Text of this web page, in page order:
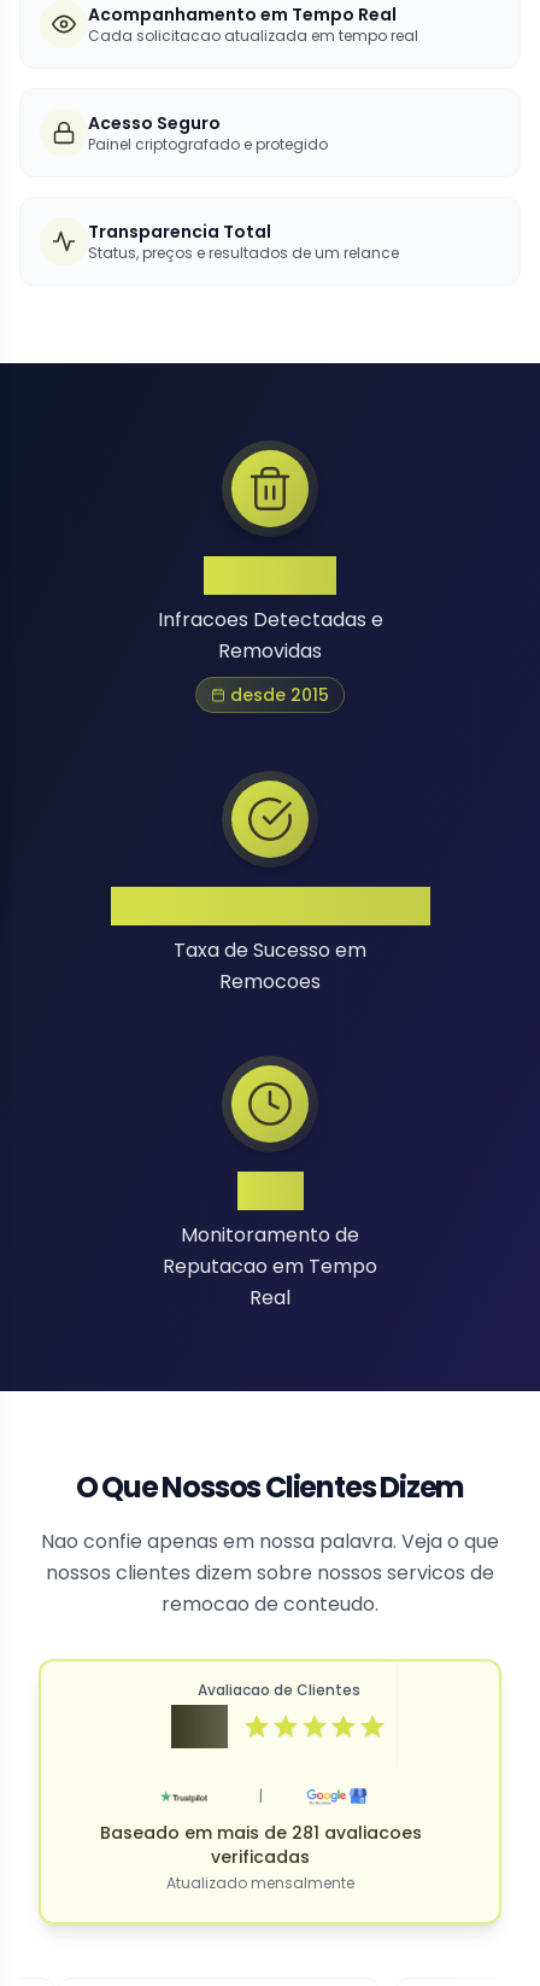
Acompanhamento em Tempo Real
Cada solicitacao atualizada em tempo real
Acesso Seguro
Painel criptografado e protegido
Transparencia Total
Status, preços e resultados de um relance
Infracoes Detectadas e
Removidas
desde 2015
Taxa de Sucesso em
Remocoes
Monitoramento de
Reputacao em Tempo
Real
O Que Nossos Clientes Dizem
Nao confie apenas em nossa palavra. Veja o que
nossos clientes dizem sobre nossos servicos de
remocao de conteudo.
Avaliacao de Clientes
|
Baseado em mais de 281 avaliacoes
verificadas
Atualizado mensalmente